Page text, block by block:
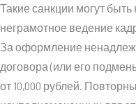
Такие санкции могут
неграмотное ведение
За оформление
договора (или его
от 10,000 рублей.